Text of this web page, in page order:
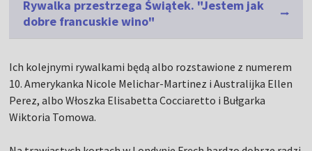
Rywalka przestrzega Świątek. "Jestem jak
dobre francuskie wino"
Ich kolejnymi rywalkami będą albo rozstawione z numerem
10. Amerykanka Nicole Melichar-Martinez i Australijka Ellen
Perez, albo Włoszka Elisabetta Cocciaretto i Bułgarka
Wiktoria Tomowa.